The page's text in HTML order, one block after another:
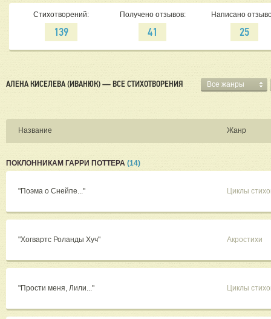
Стихотворений:
139
Получено отзывов:
41
Написано
25
АЛЕНА КИСЕЛЕВА (ИВАНЮК) — ВСЕ СТИХОТВОРЕНИЯ Все жанры
Название Жанр
ПОКЛОННИКАМ ГАРРИ ПОТТЕРА (14)
"Поэма о Снейпе..." Циклы
"Хогвартс Роланды Хуч" Акростихи
"Прости меня, Лили..." Циклы